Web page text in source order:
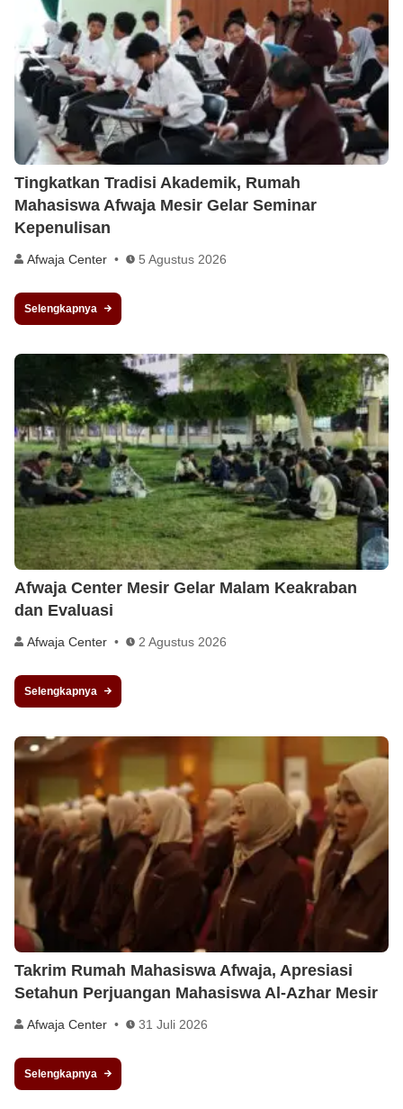
Tingkatkan Tradisi Akademik, Rumah
Mahasiswa Afwaja Mesir Gelar Seminar
Kepenulisan
Afwaja Center 5 Agustus 2026
Selengkapnya
Afwaja Center Mesir Gelar Malam Keakraban
dan Evaluasi
Afwaja Center 2 Agustus 2026
Selengkapnya
Takrim Rumah Mahasiswa Afwaja, Apresiasi
Setahun Perjuangan Mahasiswa Al-Azhar Mesir
Afwaja Center 31 Juli 2026
Selengkapnya